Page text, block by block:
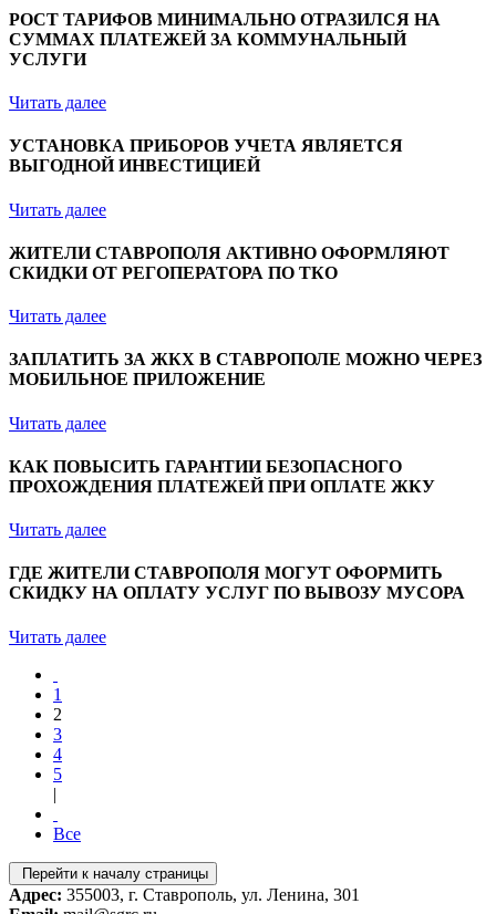
РОСТ ТАРИФОВ МИНИМАЛЬНО ОТРАЗИЛСЯ НА
СУММАХ ПЛАТЕЖЕЙ ЗА КОММУНАЛЬНЫЙ
УСЛУГИ
Читать далее
УСТАНОВКА ПРИБОРОВ УЧЕТА ЯВЛЯЕТСЯ
ВЫГОДНОЙ ИНВЕСТИЦИЕЙ
Читать далее
ЖИТЕЛИ СТАВРОПОЛЯ АКТИВНО ОФОРМЛЯЮТ
СКИДКИ ОТ РЕГОПЕРАТОРА ПО ТКО
Читать далее
ЗАПЛАТИТЬ ЗА ЖКХ В СТАВРОПОЛЕ МОЖНО ЧЕРЕЗ
МОБИЛЬНОЕ ПРИЛОЖЕНИЕ
Читать далее
КАК ПОВЫСИТЬ ГАРАНТИИ БЕЗОПАСНОГО
ПРОХОЖДЕНИЯ ПЛАТЕЖЕЙ ПРИ ОПЛАТЕ ЖКУ
Читать далее
ГДЕ ЖИТЕЛИ СТАВРОПОЛЯ МОГУТ ОФОРМИТЬ
СКИДКУ НА ОПЛАТУ УСЛУГ ПО ВЫВОЗУ МУСОРА
Читать далее
1
2
3
4
5
|
Все
Перейти к началу страницы
Адрес: 355003, г. Ставрополь, ул. Ленина, 301